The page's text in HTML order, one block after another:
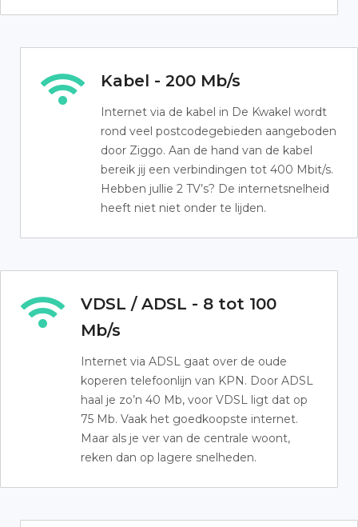
Kabel - 200 Mb/s
Internet via de kabel in De Kwakel wordt
rond veel postcodegebieden aangeboden
door Ziggo. Aan de hand van de kabel
bereik jij een verbindingen tot 400 Mbit/s.
Hebben jullie 2 TV’s? De internetsnelheid
heeft niet niet onder te lijden.
VDSL / ADSL - 8 tot 100
Mb/s
Internet via ADSL gaat over de oude
koperen telefoonlijn van KPN. Door ADSL
haal je zo’n 40 Mb, voor VDSL ligt dat op
75 Mb. Vaak het goedkoopste internet.
Maar als je ver van de centrale woont,
reken dan op lagere snelheden.